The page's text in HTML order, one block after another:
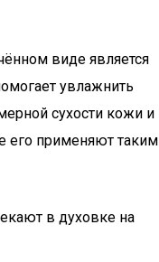
виде является
увлажнить
сухости кожи и
его применяют таким
в духовке на